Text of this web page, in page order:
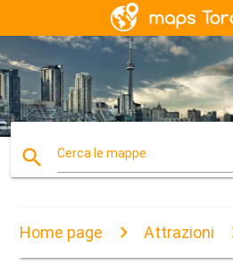
search Cerca le mappe
Home page Attrazioni